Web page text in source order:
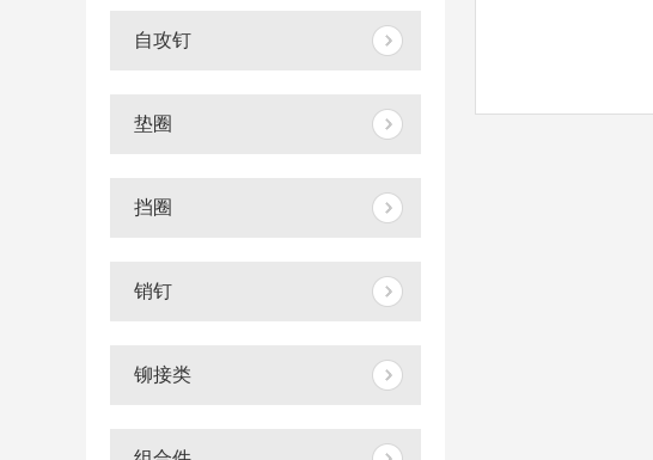
自攻钉
垫圈
挡圈
销钉
铆接类